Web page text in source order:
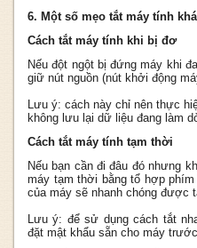
6. Một số mẹo tắt máy tính
Cách tắt máy tính khi bị đơ
Nếu đột ngột bị đứng máy khi
giữ nút nguồn (nút khởi động
Lưu ý: cách này chỉ nên thực
không lưu lại dữ liệu đang làm
Cách tắt máy tính tạm thời
Nếu bạn cần đi đâu đó nhưng
máy tạm thời bằng tổ hợp
của máy sẽ nhanh chóng được
Lưu ý: để sử dụng cách tắt
đặt mật khẩu sẵn cho máy trước